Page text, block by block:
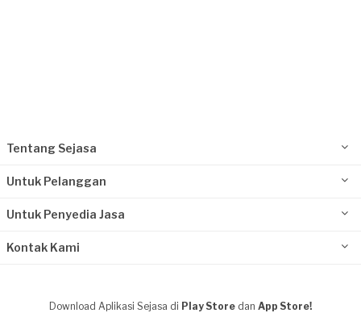
Tentang Sejasa
Untuk Pelanggan
Untuk Penyedia Jasa
Kontak Kami
Download Aplikasi Sejasa di Play Store dan App Store!